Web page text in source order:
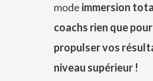
mode immersion
coachs rien que
propulser vos
niveau supérieur !